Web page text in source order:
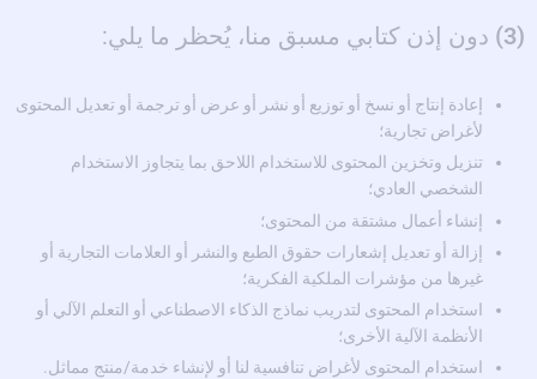
(3) دون إذن كتابي مسبق منا، يُحظر ما يلي:
إعادة إنتاج أو نسخ أو توزيع أو نشر أو عرض أو ترجمة أو تعديل المحتوى
لأغراض تجارية؛
تنزيل وتخزين المحتوى للاستخدام اللاحق بما يتجاوز الاستخدام
الشخصي العادي؛
إنشاء أعمال مشتقة من المحتوى؛
إزالة أو تعديل إشعارات حقوق الطبع والنشر أو العلامات التجارية أو
غيرها من مؤشرات الملكية الفكرية؛
استخدام المحتوى لتدريب نماذج الذكاء الاصطناعي أو التعلم الآلي أو
الأنظمة الآلية الأخرى؛
استخدام المحتوى لأغراض تنافسية لنا أو لإنشاء خدمة/منتج مماثل.